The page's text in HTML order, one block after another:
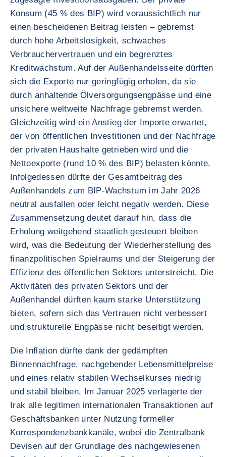
Konsum (45 % des BIP) wird voraussichtlich nur
einen bescheidenen Beitrag leisten – gebremst
durch hohe Arbeitslosigkeit, schwaches
Verbrauchervertrauen und ein begrenztes
Kreditwachstum. Auf der Außenhandelsseite dürften
sich die Exporte nur geringfügig erholen, da sie
durch anhaltende Ölversorgungsengpässe und eine
unsichere weltweite Nachfrage gebremst werden.
Gleichzeitig wird ein Anstieg der Importe erwartet,
der von öffentlichen Investitionen und der Nachfrage
der privaten Haushalte getrieben wird und die
Nettoexporte (rund 10 % des BIP) belasten könnte.
Infolgedessen dürfte der Gesamtbeitrag des
Außenhandels zum BIP-Wachstum im Jahr 2026
neutral ausfallen oder leicht negativ werden. Diese
Zusammensetzung deutet darauf hin, dass die
Erholung weitgehend staatlich gesteuert bleiben
wird, was die Bedeutung der Wiederherstellung des
finanzpolitischen Spielraums und der Steigerung der
Effizienz des öffentlichen Sektors unterstreicht. Die
Aktivitäten des privaten Sektors und der
Außenhandel dürften kaum starke Unterstützung
bieten, sofern sich das Vertrauen nicht verbessert
und strukturelle Engpässe nicht beseitigt werden.
Die Inflation dürfte dank der gedämpften
Binnennachfrage, nachgebender Lebensmittelpreise
und eines relativ stabilen Wechselkurses niedrig
und stabil bleiben. Im Januar 2025 verlagerte der
Irak alle legitimen internationalen Transaktionen auf
Geschäftsbanken unter Nutzung formeller
Korrespondenzbankkanäle, wobei die Zentralbank
Devisen auf der Grundlage des nachgewiesenen